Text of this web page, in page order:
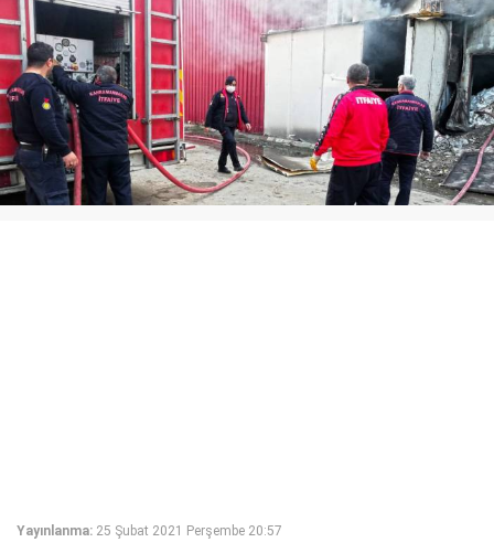
Yayınlanma: 25 Şubat 2021 Perşembe 20:57